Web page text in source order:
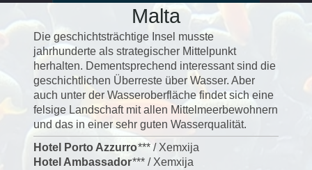
Malta
Die geschichtsträchtige Insel musste
jahrhunderte als strategischer Mittelpunkt
herhalten. Dementsprechend interessant sind die
geschichtlichen Überreste über Wasser. Aber
auch unter der Wasseroberfläche findet sich eine
felsige Landschaft mit allen Mittelmeerbewohnern
und das in einer sehr guten Wasserqualität.
Hotel Porto Azzurro*** / Xemxija
Hotel Ambassador*** / Xemxija